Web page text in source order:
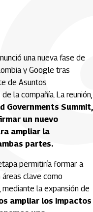
una nueva fase de
y Google tras
de Asuntos
la compañía. La reunión,
Governments Summit,
un nuevo
ampliar la
partes.
permitiría formar a
clave como
la expansión de
ampliar los impactos